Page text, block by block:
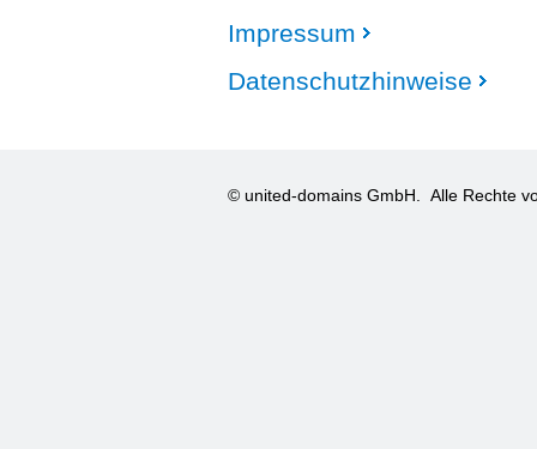
Impressum
Datenschutzhinweise
© united-domains GmbH. Alle Rechte